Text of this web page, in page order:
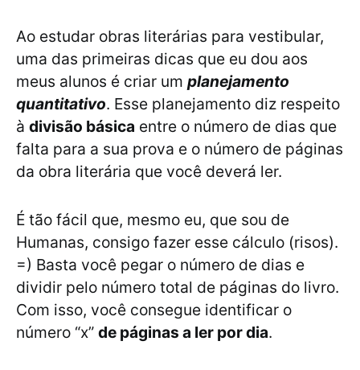
Ao estudar obras literárias para vestibular,
uma das primeiras dicas que eu dou aos
meus alunos é criar um planejamento
quantitativo. Esse planejamento diz respeito
à divisão básica entre o número de dias que
falta para a sua prova e o número de páginas
da obra literária que você deverá ler.
É tão fácil que, mesmo eu, que sou de
Humanas, consigo fazer esse cálculo (risos).
=) Basta você pegar o número de dias e
dividir pelo número total de páginas do livro.
Com isso, você consegue identificar o
número “x” de páginas a ler por dia.